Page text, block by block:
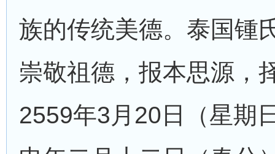
族的传统美德。泰国锺
崇敬祖德，报本思源，
2559年3月20日（星期